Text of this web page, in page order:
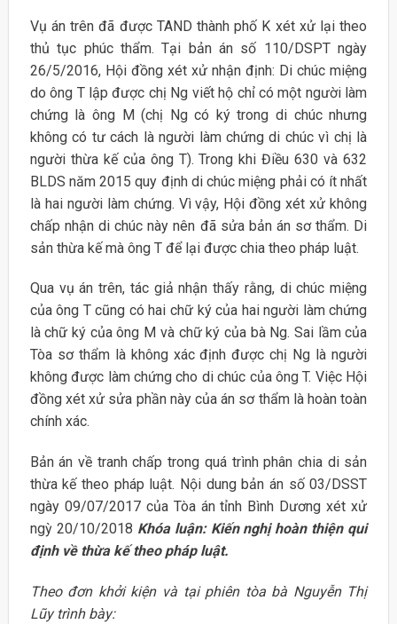
Vụ án trên đã được TAND thành phố K xét xử lại theo
thủ tục phúc thẩm. Tại bản án số 110/DSPT ngày
26/5/2016, Hội đồng xét xử nhận định: Di chúc miệng
do ông T lập được chị Ng viết hộ chỉ có một người làm
chứng là ông M (chị Ng có ký trong di chúc nhưng
không có tư cách là người làm chứng di chúc vì chị là
người thừa kế của ông T). Trong khi Điều 630 và 632
BLDS năm 2015 quy định di chúc miệng phải có ít nhất
là hai người làm chứng. Vì vậy, Hội đồng xét xử không
chấp nhận di chúc này nên đã sửa bản án sơ thẩm. Di
sản thừa kế mà ông T để lại được chia theo pháp luật.
Qua vụ án trên, tác giả nhận thấy rằng, di chúc miệng
của ông T cũng có hai chữ ký của hai người làm chứng
là chữ ký của ông M và chữ ký của bà Ng. Sai lầm của
Tòa sơ thẩm là không xác định được chị Ng là người
không được làm chứng cho di chúc của ông T. Việc Hội
đồng xét xử sửa phần này của án sơ thẩm là hoàn toàn
chính xác.
Bản án về tranh chấp trong quá trình phân chia di sản
thừa kế theo pháp luật. Nội dung bản án số 03/DSST
ngày 09/07/2017 của Tòa án tỉnh Bình Dương xét xử
ngỳ 20/10/2018 Khóa luận: Kiến nghị hoàn thiện qui
định về thừa kế theo pháp luật.
Theo đơn khởi kiện và tại phiên tòa bà Nguyễn Thị
Lũy trình bày: